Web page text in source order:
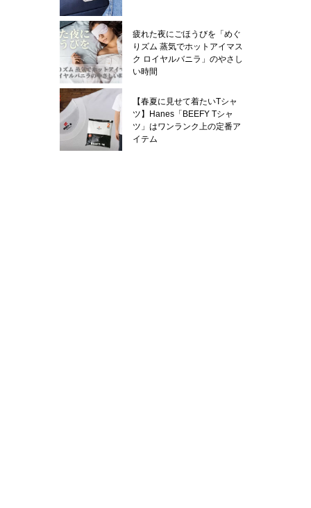
疲れた夜にごほうびを「めぐ
りズム 蒸気でホットアイマス
ク ロイヤルバニラ」のやさし
い時間
【春夏に見せて着たいTシャ
ツ】Hanes「BEEFY Tシャ
ツ」はワンランク上の定番ア
イテム